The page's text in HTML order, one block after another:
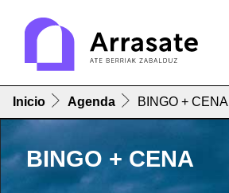
Inicio Agenda BINGO + CENA
BINGO + CENA